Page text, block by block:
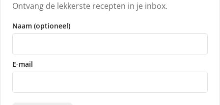
Ontvang de lekkerste recepten in je inbox.
Naam (optioneel)
E-mail